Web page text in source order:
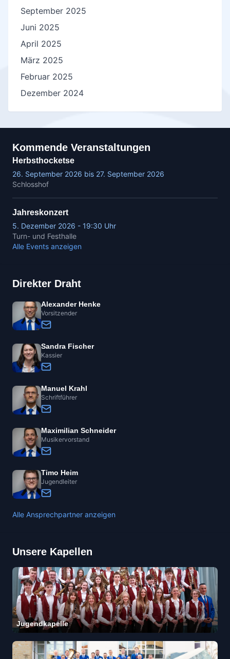
September 2025
Juni 2025
April 2025
März 2025
Februar 2025
Dezember 2024
Kommende Veranstaltungen
Herbsthocketse
26. September 2026 bis 27. September 2026
Schlosshof
Jahreskonzert
5. Dezember 2026 - 19:30 Uhr
Turn- und Festhalle
Alle Events anzeigen
Direkter Draht
Alexander Henke
Vorsitzender
Sandra Fischer
Kassier
Manuel Krahl
Schriftführer
Maximilian Schneider
Musikervorstand
Timo Heim
Jugendleiter
Alle Ansprechpartner anzeigen
Unsere Kapellen
Jugendkapelle